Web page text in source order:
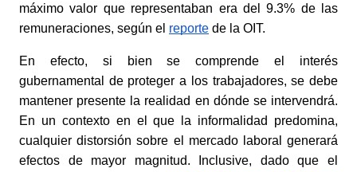
máximo valor que representaban era del 9.3% de las
remuneraciones, según el reporte de la OIT.
En efecto, si bien se comprende el interés
gubernamental de proteger a los trabajadores, se debe
mantener presente la realidad en dónde se intervendrá.
En un contexto en el que la informalidad predomina,
cualquier distorsión sobre el mercado laboral generará
efectos de mayor magnitud. Inclusive, dado que el